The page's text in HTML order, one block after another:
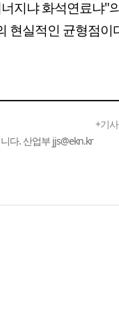
지냐 화석연료냐"
현실적인 균형점이
+기
다. 산업부 jjs@ekn.kr